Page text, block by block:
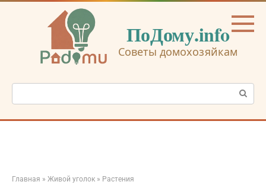
Перейти
ПоДому.info
Советы домохозяйкам
Поиск:
Главная » Живой уголок » Растения